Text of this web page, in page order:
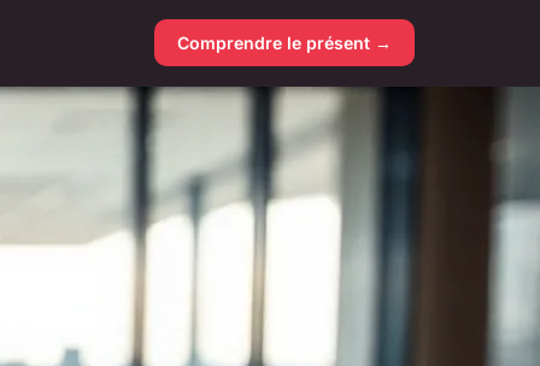
Comprendre le présent →